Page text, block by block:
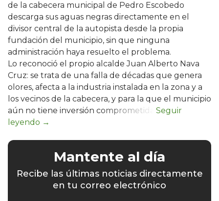
de la cabecera municipal de Pedro Escobedo
descarga sus aguas negras directamente en el
divisor central de la autopista desde la propia
fundación del municipio, sin que ninguna
administración haya resuelto el problema.
Lo reconoció el propio alcalde Juan Alberto Nava
Cruz: se trata de una falla de décadas que genera
olores, afecta a la industria instalada en la zona y a
los vecinos de la cabecera, y para la que el municipio
aún no tiene inversión comprometida.
Mantente al día
Recibe las últimas noticias directamente
en tu correo electrónico